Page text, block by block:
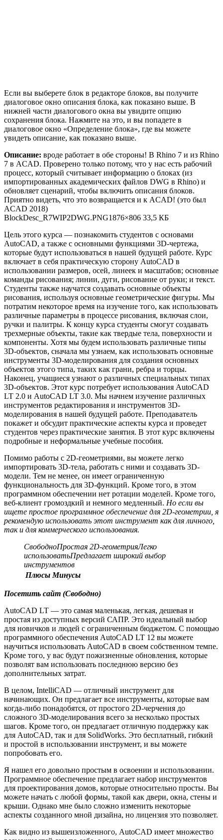
Если вы выберете блок в редакторе блоков, вы получите
диалоговое окно описания блока, как показано выше. В
нижней части диалогового окна вы увидите опцию
сохранения блока. Нажмите на это, и вы попадете в
диалоговое окно «Определение блока», где вы можете
увидеть описание, как показано выше.
Описание: вроде работает в обе стороны! В Rhino 7 и из Rhino
7 в ACAD. Проверено только потому, что у нас есть рабочий
процесс, который считывает информацию о блоках (из
импортированных академических файлов DWG в Rhino) и
обновляет сценарий, чтобы включить описания блоков.
Приятно видеть, что это возвращается и к ACAD! (это был
ACAD 2018)
BlockDesc_R7WIP2DWG.PNG1876×806 33,5 КБ
Цель этого курса — познакомить студентов с основами
AutoCAD, а также с основными функциями 3D-чертежа,
которые будут использоваться в нашей будущей работе. Курс
включает в себя практическую сторону AutoCAD в
использовании размеров, осей, линеек и масштабов; основные
команды рисования; линии, дуги, рисование от руки; и текст.
Студенты также научатся создавать основные объекты
рисования, используя основные геометрические фигуры. Мы
потратим некоторое время на изучение того, как использовать
различные параметры в процессе рисования, включая слои,
ручки и палитры. К концу курса студенты смогут создавать
трехмерные объекты, такие как твердые тела, поверхности и
компоненты. Хотя мы будем использовать различные типы
3D-объектов, сначала мы узнаем, как использовать основные
инструменты 3D-моделирования для создания основных
объектов этого типа, таких как грани, ребра и торцы.
Наконец, учащиеся узнают о различных специальных типах
3D-объектов. Этот курс потребует использования AutoCAD
LT 2.0 и AutoCAD LT 3.0. Мы начнем изучение различных
инструментов редактирования и инструментов 3D-
моделирования в нашей будущей работе. Преподаватель
покажет и обсудит практические аспекты курса и проведет
студентов через практические занятия. В этот курс включены
подробные и неформальные учебные пособия.
Помимо работы с 2D-геометриями, вы можете легко
импортировать 3D-тела, работать с ними и создавать 3D-
модели. Тем не менее, он имеет ограниченную
функциональность для 3D-функций. Кроме того, в этом
программном обеспечении нет ротации моделей. Кроме того,
веб-клиент громоздкий и немного медленный. Но если вы
ищете простое программное обеспечение для 2D-геометрии, я
рекомендую использовать этот инструмент как для личного,
так и для коммерческого использования.
СвободноПростая 2D-геометрияЛегко
использоватьПредлагает широкий выбор
инструментов
Плюсы Минусы
Посетить сайт (Свободно)
AutoCAD LT — это самая маленькая, легкая, дешевая и
простая из доступных версий САПР. Это идеальный выбор
для новичков и людей с ограниченным бюджетом. С помощью
программного обеспечения AutoCAD LT 12 вы можете
научиться использовать AutoCAD в своем собственном темпе.
Кроме того, у вас будут пожизненные обновления, которые
позволят вам использовать последнюю версию без
дополнительных затрат.
В целом, IntelliCAD — отличный инструмент для
начинающих. Он предлагает все инструменты, которые вам
когда-либо понадобятся, от простого 2D-черчения до
сложного 3D-моделирования всего за несколько простых
шагов. Кроме того, он предлагает отличную поддержку как
для AutoCAD, так и для SolidWorks. Это бесплатный, гибкий
и простой в использовании инструмент, и вы можете
попробовать его.
Я нашел его довольно простым в освоении и использовании.
Программное обеспечение предлагает набор инструментов
для проектирования домов, которые относительно просты. Вы
можете начать с любой формы, такой как двери, окна, стены и
крыши. Однако мне было сложно изменить некоторые
аспекты созданного мной дизайна, но лицензия это позволяет.
Как видно из вышеизложенного, AutoCAD имеет множество